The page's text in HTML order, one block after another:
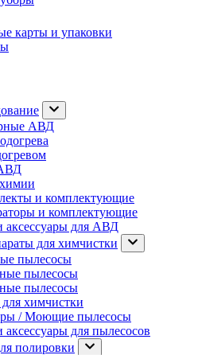
карты и упаковки
АВД
и комплектующие
и комплектующие
аксессуары для АВД
для химчистки
пылесосы
пылесосы
пылесосы
химчистки
/ Моющие пылесосы
аксессуары для пылесосов
полировки